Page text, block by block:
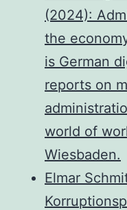
(2024):
the
is German
reports on
world of
Wiesbaden.
Elmar